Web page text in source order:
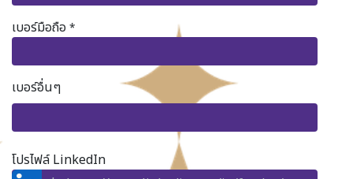
เบอร์มือถือ *
เบอร์อื่นๆ
โปรไฟล์ LinkedIn